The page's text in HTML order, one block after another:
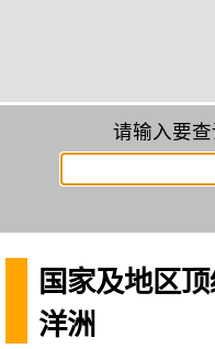
请输入要
国家及地区
洋洲